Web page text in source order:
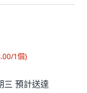
1個)
三 預計送達